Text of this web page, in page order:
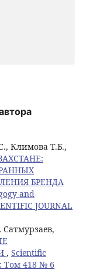
Климова Т.Б.,
БРЕНДА
and
JOURNAL
, Scientific
Том 418 № 6